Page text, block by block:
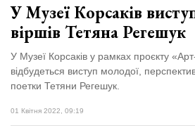
У Музеї Корсаків
віршів Тетяна Регешук
У Музеї Корсаків у рамках проєкту
відбудеться виступ молодої,
поетки Тетяни Регешук.
01 Квітня 2022, 09:19